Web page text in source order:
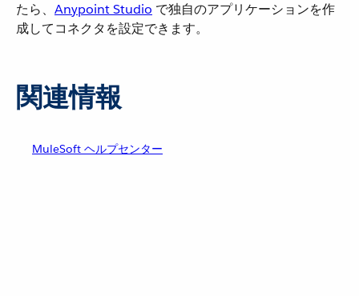
たら、​ Anypoint Studio ​ で独自のアプリケーションを作
成してコネクタを設定できます。
関連情報
MuleSoft ヘルプセンター